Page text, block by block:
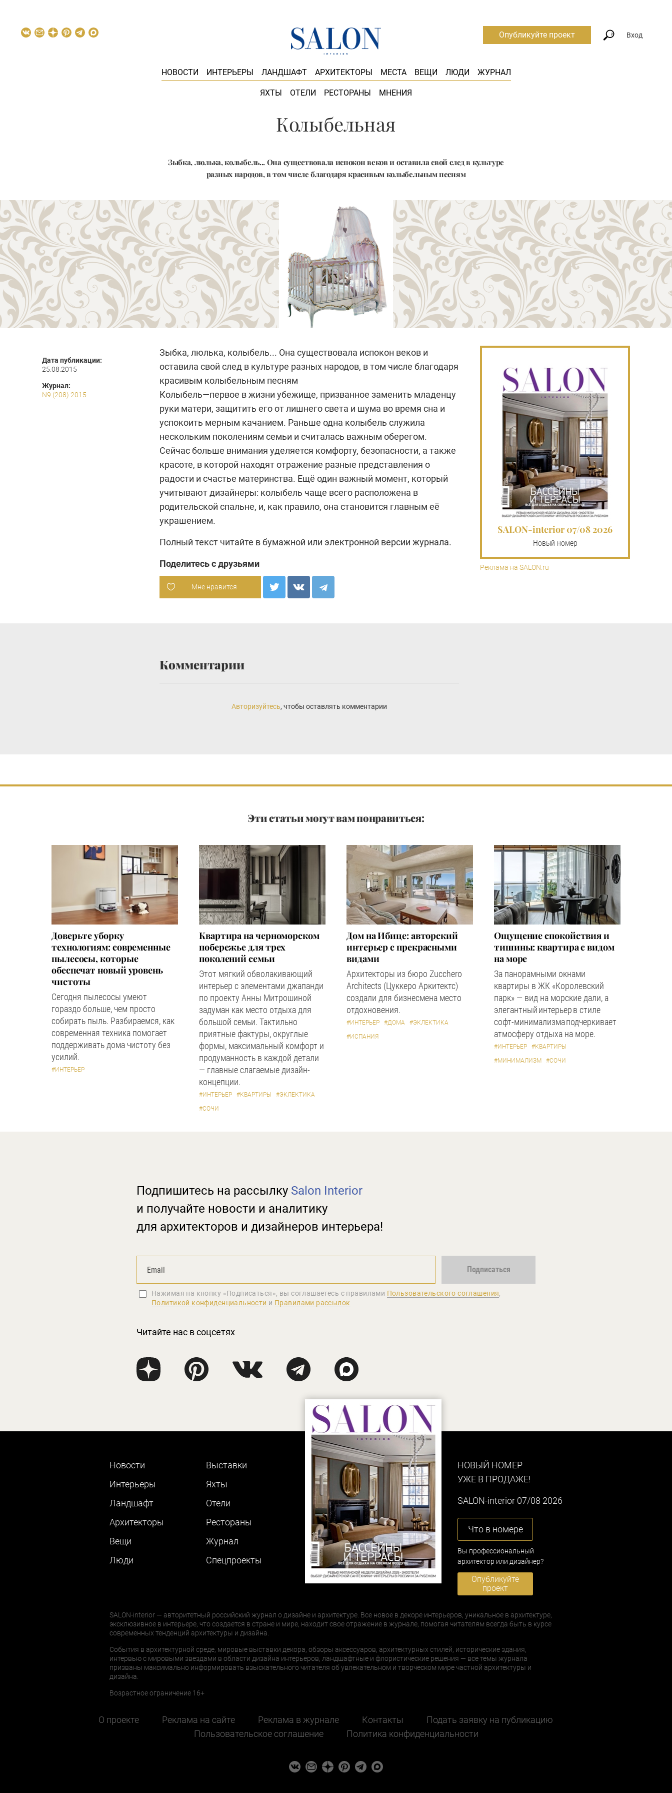
НОВОСТИ ИНТЕРЬЕРЫ ЛАНДШАФТ АРХИТЕКТОРЫ МЕСТА ВЕЩИ ЛЮДИ ЖУРНАЛ
ЯХТЫ ОТЕЛИ РЕСТОРАНЫ МНЕНИЯ
Опубликуйте проект Вход
Колыбельная
Зыбка, люлька, колыбель... Она существовала испокон веков и оставила свой след в культуре
разных народов, в том числе благодаря красивым колыбельным песням
Дата публикации:
25.08.2015
Журнал:
N9 (208) 2015
Зыбка, люлька, колыбель... Она существовала испокон веков и
оставила свой след в культуре разных народов, в том числе благодаря
красивым колыбельным песням
Колыбель—первое в жизни убежище, призванное заменить младенцу
руки матери, защитить его от лишнего света и шума во время сна и
успокоить мерным качанием. Раньше одна колыбель служила
нескольким поколениям семьи и считалась важным оберегом.
Сейчас больше внимания уделяется комфорту, безопасности, а также
красоте, в которой находят отражение разные представления о
радости и счастье материнства. Ещё один важный момент, который
учитывают дизайнеры: колыбель чаще всего расположена в
родительской спальне, и, как правило, она становится главным её
украшением.
Полный текст читайте в бумажной или электронной версии журнала.
Поделитесь с друзьями
Мне нравится
SALON-interior 07/08 2026
Новый номер
Реклама на SALON.ru
Комментарии
Авторизуйтесь, чтобы оставлять комментарии
Эти статьи могут вам понравиться:
Доверьте уборку
технологиям: современные
пылесосы, которые
обеспечат новый уровень
чистоты
Сегодня пылесосы умеют
гораздо больше, чем просто
собирать пыль. Разбираемся, как
современная техника помогает
поддерживать дома чистоту без
усилий.
#ИНТЕРЬЕР
Квартира на черноморском
побережье для трех
поколений семьи
Этот мягкий обволакивающий
интерьер с элементами джапанди
по проекту Анны Митрошиной
задуман как место отдыха для
большой семьи. Тактильно
приятные фактуры, округлые
формы, максимальный комфорт и
продуманность в каждой детали
— главные слагаемые дизайн-
концепции.
#ИНТЕРЬЕР #КВАРТИРЫ
#ЭКЛЕКТИКА
#СОЧИ
Дом на Ибице: авторский
интерьер с прекрасными
видами
Архитекторы из бюро Zucchero
Architects (Цуккеро Аркитектс)
создали для бизнесмена место
отдохновения.
#ИНТЕРЬЕР #ДОМА
#ЭКЛЕКТИКА
#ИСПАНИЯ
Ощущение спокойствия и
тишины: квартира с видом
на море
За панорамными окнами
квартиры в ЖК «Королевский
парк» — вид на морские дали, а
элегантный интерьер в стиле
софт-минимализма подчеркивает
атмосферу отдыха на море.
#ИНТЕРЬЕР
#КВАРТИРЫ
#МИНИМАЛИЗМ
#СОЧИ
Подпишитесь на рассылку Salon Interior
и получайте новости и аналитику
для архитекторов и дизайнеров интерьера!
Подписаться
Нажимая на кнопку «Подписаться», вы соглашаетеcь с правилами Пользовательского соглашения,
Политикой конфиденциальности и Правилами рассылок
Читайте нас в соцсетях
Новости
Интерьеры
Ландшафт
Архитекторы
Вещи
Люди
Выставки
Яхты
Отели
Рестораны
Журнал
Cпецпроекты
НОВЫЙ НОМЕР
УЖЕ В ПРОДАЖЕ!
SALON-interior 07/08 2026
Что в номере
Вы профессиональный
архитектор или дизайнер?
Опубликуйте
проект
SALON-interior — авторитетный российский журнал о дизайне и архитектуре. Все новое в декоре интерьеров, уникальное в архитектуре,
эксклюзивное в интерьере, что создается в стране и мире, находит свое отражение в журнале, помогая читателям всегда быть в курсе
современных тенденций архитектуры и дизайна.
События в архитектурной среде, мировые выставки декора, обзоры аксессуаров, архитектурных стилей, исторические здания,
интервью с мировыми звездами в области дизайна интерьеров, ландшафтные и флористические решения — все темы журнала
призваны максимально информировать взыскательного читателя об увлекательном и творческом мире частной архитектуры и
дизайна.
Возрастное ограничение 16+
О проекте Реклама на сайте Реклама в журнале Контакты
Подать заявку на публикацию
Пользовательское соглашение
Политика конфиденциальности